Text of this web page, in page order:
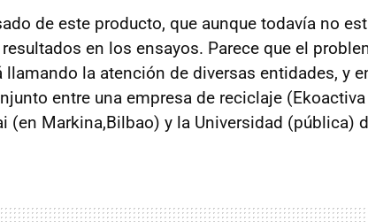
de este producto, que aunque todavía no
en los ensayos. Parece que el
llamando la atención de diversas entidades, y
entre una empresa de reciclaje (Ekoactiva
(en Markina,Bilbao) y la Universidad (pública)